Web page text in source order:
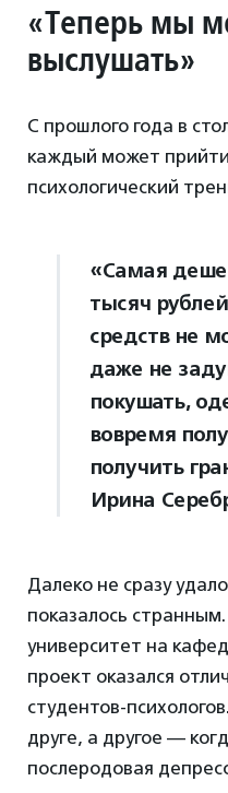
«Теперь мы
выслушать»
С прошлого года в
каждый может прийти
психологический
«Самая
тысяч
средств не
даже не
покушать,
вовремя
получить
Ирина
Далеко не сразу
показалось
университет на
проект оказался
студентов-
друге, а другое —
послеродовая